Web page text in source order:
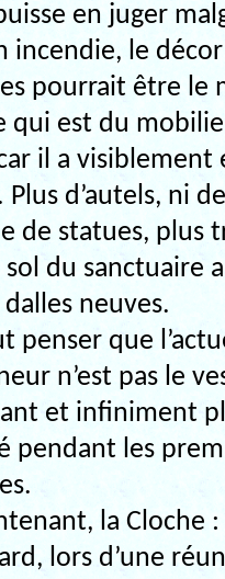
en juger
incendie, le
pourrait être le
qui est du
il a visiblement
Plus d’autels, ni
de statues, plus
sol du sanctuaire
neuves.
penser que
n’est pas le
et infiniment
pendant les
la Cloche
lors d’une